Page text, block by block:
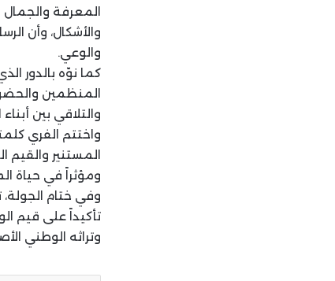
المعرفة والجمال
والأشكال، وأن
والوعي.
كما نوّه بالدور
المنظمين
والتلاقي بين
واختتم الفري
المستنير والقيم
ومؤثراً في حياة
وفي ختام الجولة،
تأكيداً على قيم
وتراثه الوطني